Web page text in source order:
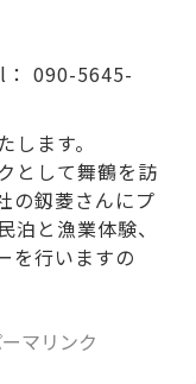
090-5645-
ます。
として舞鶴を訪
の釼菱さんにプ
泊と漁業体験、
を行いますの
マリンク